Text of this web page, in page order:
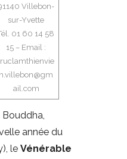
Villebon-
sur-Yvette
01 60 14 58
15 – Email :
n.villebon@gm
ail.com
année du
le Vénérable